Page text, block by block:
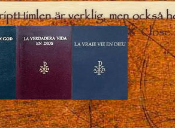
Himlen är verklig, men också
Close